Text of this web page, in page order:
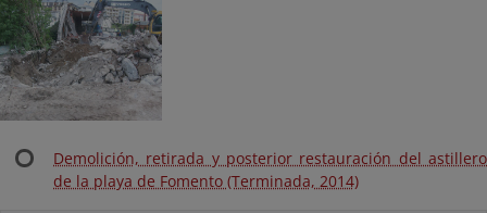
Demolición, retirada y posterior restauración del astillero
de la playa de Fomento (Terminada, 2014)